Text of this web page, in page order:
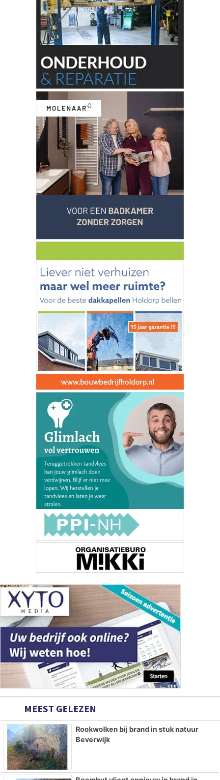
MEEST GELEZEN
Rookwolken bij brand in stuk natuur
Beverwijk